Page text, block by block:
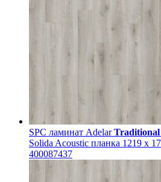
SPC ламинат AdelarTraditional
Solida Acoustic планка 1219 x
400087437